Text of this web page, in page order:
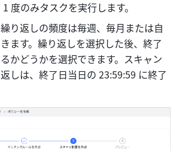
度のみタスクを実行します。
り返しの頻度は毎週、毎月または自
ます。繰り返しを選択した後、終了
かどうかを選択できます。スキャン
しは、終了日当日の 23:59:59 に終了